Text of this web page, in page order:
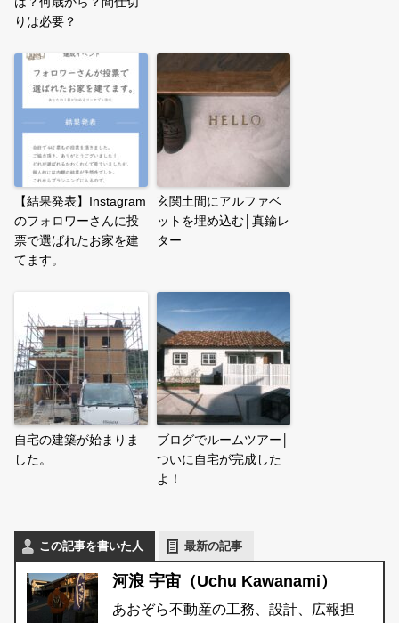
りは必要？
【結果発表】Instagram
のフォロワーさんに投
票で選ばれたお家を建
てます。
玄関土間にアルファベ
ットを埋め込む│真鍮レ
ター
自宅の建築が始まりま
した。
ブログでルームツアー│
ついに自宅が完成した
よ！
この記事を書いた人 最新の記事
河浪 宇宙（Uchu Kawanami）
あおぞら不動産の工務、設計、広報担